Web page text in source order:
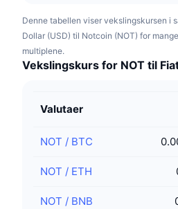
Denne tabellen viser vekslingskursen i
Dollar (USD) til Notcoin (NOT) for
multiplene.
Vekslingskurs for NOT til
Valutaer
NOT / BTC
NOT / ETH
NOT / BNB